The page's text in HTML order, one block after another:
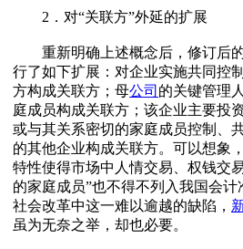
2．对“关联方”外延的扩展
重新明确上述概念后，修订后的
行了如下扩展：对企业实施共同控
方构成关联方；母公司 的关键管理
庭成员构成关联方；该企业主要投
或与其关系密切的家庭成员控制、
的其他企业构成关联方。可以想象
特性使得市场中人情交易、权钱交
的家庭成员”也不得不列入我国会
社会改革中这一难以逾越的缺陷，
虽为无奈之举，却也必要。